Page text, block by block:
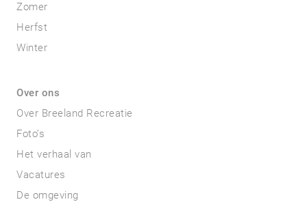
Zomer
Herfst
Winter
Over ons
Over Breeland Recreatie
Foto’s
Het verhaal van
Vacatures
De omgeving